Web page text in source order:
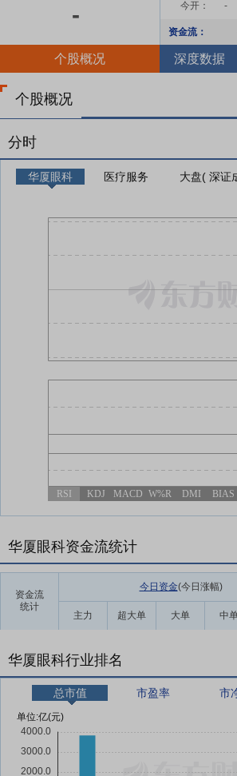
- 今开： -
资金流：
个股概况 深度数据
个股概况
分时
华厦眼科 医疗服务 大盘( 深证
RSI KDJ MACD W%R DMI BIAS
华厦眼科资金流统计
资金流
统计
今日资金(今日涨幅)
主力 超大单 大单 中
华厦眼科行业排名
总市值 市盈率 市
单位:亿(元)